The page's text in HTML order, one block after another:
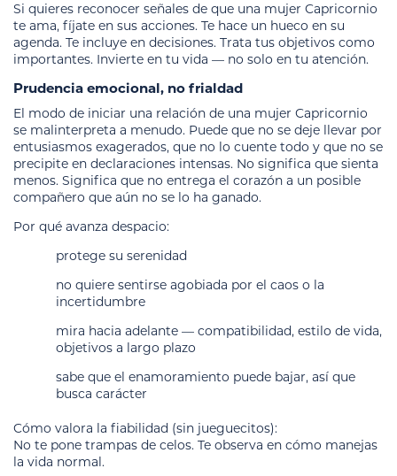
Si quieres reconocer señales de que una mujer Capricornio
te ama, fíjate en sus acciones. Te hace un hueco en su
agenda. Te incluye en decisiones. Trata tus objetivos como
importantes. Invierte en tu vida — no solo en tu atención.
Prudencia emocional, no frialdad
El modo de iniciar una relación de una mujer Capricornio
se malinterpreta a menudo. Puede que no se deje llevar por
entusiasmos exagerados, que no lo cuente todo y que no se
precipite en declaraciones intensas. No significa que sienta
menos. Significa que no entrega el corazón a un posible
compañero que aún no se lo ha ganado.
Por qué avanza despacio:
protege su serenidad
no quiere sentirse agobiada por el caos o la
incertidumbre
mira hacia adelante — compatibilidad, estilo de vida,
objetivos a largo plazo
sabe que el enamoramiento puede bajar, así que
busca carácter
Cómo valora la fiabilidad (sin jueguecitos):
No te pone trampas de celos. Te observa en cómo manejas
la vida normal.